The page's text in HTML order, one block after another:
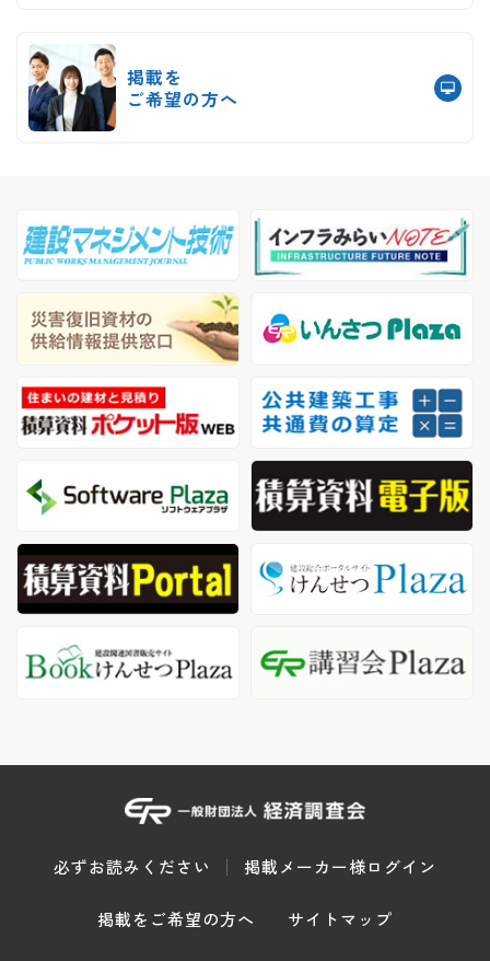
掲載を
ご希望の方へ
必ずお読みください 掲載メーカー様ログイン
掲載をご希望の方へ サイトマップ